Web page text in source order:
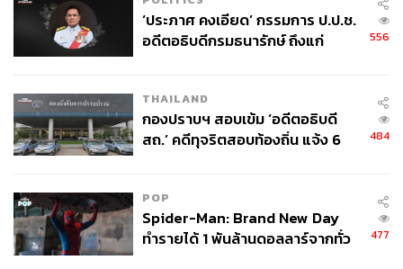
‘ประภาศ คงเอียด’ กรรมการ ป.ป.ช.
อดีตอธิบดีกรมธนารักษ์ ถึงแก่
556
THAILAND
กองปราบฯ สอบเข้ม ‘อดีตอธิบดี
สถ.’ คดีทุจริตสอบท้องถิ่น แจ้ง 6
484
POP
Spider-Man: Brand New Day
ทำรายได้ 1 พันล้านดอลลาร์จากทั่ว
477